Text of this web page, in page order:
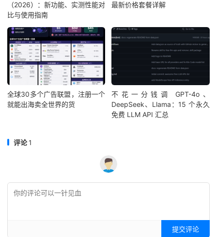
（2026）：新功能、实测性能对
比与使用指南
最新价格套餐详解
全球30多个广告联盟，注册一个
就能出海卖全世界的货
不花一分钱调 GPT-4o、
DeepSeek、Llama：15 个永久
免费 LLM API 汇总
评论1
提交评论